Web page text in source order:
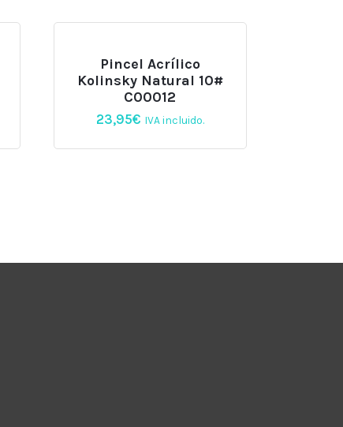
Pincel Acrílico
Kolinsky Natural 10#
C00012
23,95€ IVA incluido.